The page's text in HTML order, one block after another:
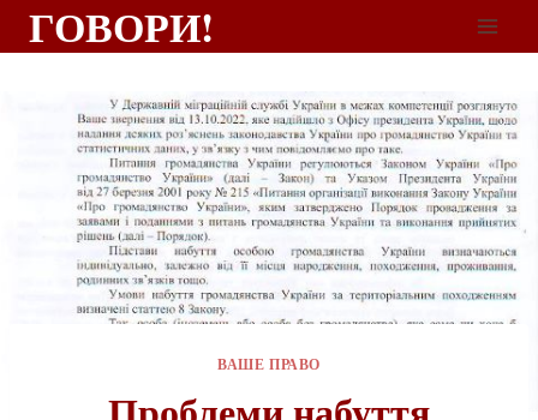
ГОВОРИ!
ВАШЕ ПРАВО